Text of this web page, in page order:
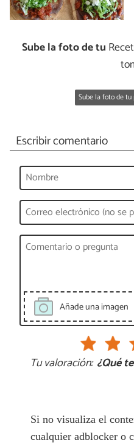
Sube la foto de tu
Sube la foto de
Escribir comentario
Añade una imagen
Tu valoración: ¿Qué
Si no visualiza el
cualquier adblocker o